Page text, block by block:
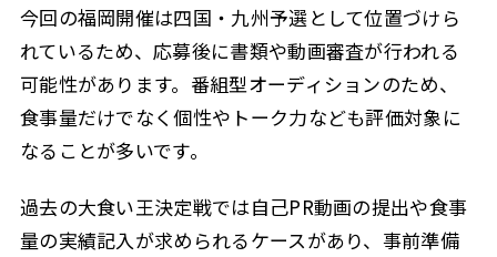
今回の福岡開催は四国・九州予選として位置づけら
れているため、応募後に書類や動画審査が行われる
可能性があります。番組型オーディションのため、
食事量だけでなく個性やトーク力なども評価対象に
なることが多いです。
過去の大食い王決定戦では自己PR動画の提出や食事
量の実績記入が求められるケースがあり、事前準備